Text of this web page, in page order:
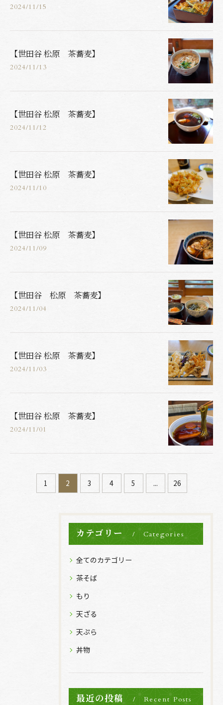
2024/11/15
【世田谷 松原 茶蕎麦】
2024/11/13
【世田谷 松原 茶蕎麦】
2024/11/12
【世田谷 松原 茶蕎麦】
2024/11/10
【世田谷 松原 茶蕎麦】
2024/11/09
【世田谷 松原 茶蕎麦】
2024/11/04
【世田谷 松原 茶蕎麦】
2024/11/03
【世田谷 松原 茶蕎麦】
2024/11/01
1 2 3 4 5 ... 26
カテゴリー Categories
全てのカテゴリー
茶そば
もり
天ざる
天ぷら
丼物
最近の投稿 Recent Posts